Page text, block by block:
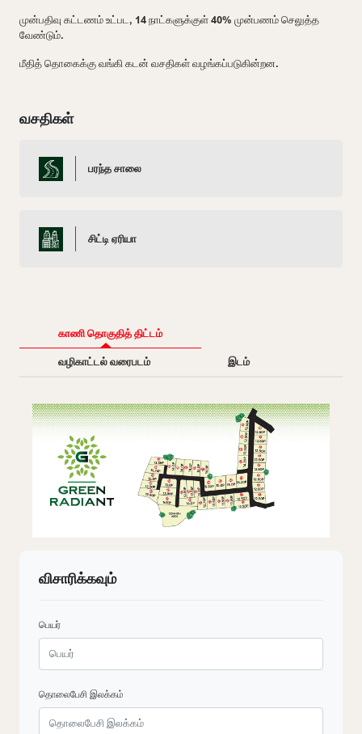
முன்பதிவு கட்டணம் உட்பட, 14 நாட்களுக்குள் 40% முன்பணம் செலுத்த
வேண்டும்.
மீதித் தொகைக்கு வங்கி கடன் வசதிகள் வழங்கப்படுகின்றன.
வசதிகள்
பரந்த சாலை
சிட்டி ஏரியா
காணி தொகுதித் திட்டம்
வழிகாட்டல் வரைபடம்
இடம்
விசாரிக்கவும்
பெயர்
தொலைபேசி இலக்கம்